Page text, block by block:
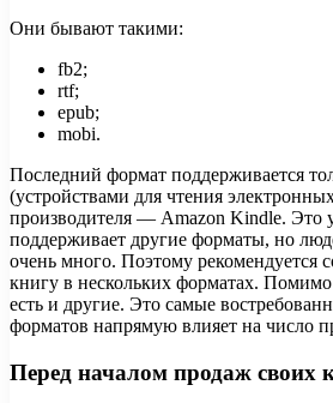
Они бывают такими:
fb2;
rtf;
epub;
mobi.
Последний формат поддерживается
(устройствами для чтения
производителя — Amazon Kindle. Это
поддерживает другие форматы, но
очень много. Поэтому рекомендуется
книгу в нескольких форматах.
есть и другие. Это самые
форматов напрямую влияет на число
Перед началом продаж своих